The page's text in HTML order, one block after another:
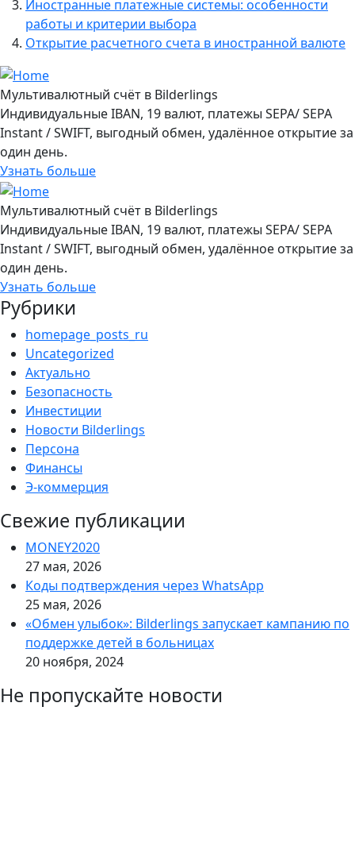
Иностранные платежные системы: особенности
работы и критерии выбора
Открытие расчетного счета в иностранной валюте
Мультивалютный счёт в Bilderlings
Индивидуальные IBAN, 19 валют, платежы SEPA/ SEPA
Instant / SWIFT, выгодный обмен, удалённое открытие за
один день.
Узнать больше
Мультивалютный счёт в Bilderlings
Индивидуальные IBAN, 19 валют, платежы SEPA/ SEPA
Instant / SWIFT, выгодный обмен, удалённое открытие за
один день.
Узнать больше
Рубрики
homepage_posts_ru
Uncategorized
Актуально
Безопасность
Инвестиции
Новости Bilderlings
Персона
Финансы
Э-коммерция
Свежие публикации
MONEY2020
27 мая, 2026
Коды подтверждения через WhatsApp
25 мая, 2026
«Обмен улыбок»: Bilderlings запускает кампанию по
поддержке детей в больницах
20 ноября, 2024
Не пропускайте новости